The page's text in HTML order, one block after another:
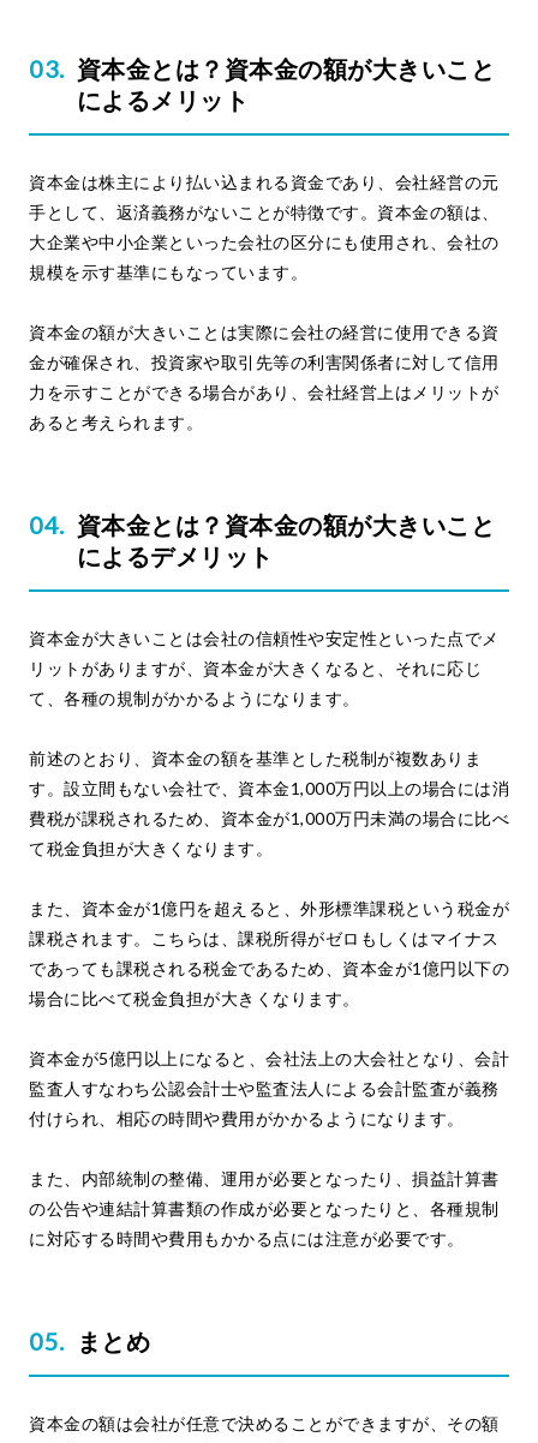
資本金とは？資本金の額が大きいこと
によるメリット
資本金は株主により払い込まれる資金であり、会社経営の元
手として、返済義務がないことが特徴です。資本金の額は、
大企業や中小企業といった会社の区分にも使用され、会社の
規模を示す基準にもなっています。
資本金の額が大きいことは実際に会社の経営に使用できる資
金が確保され、投資家や取引先等の利害関係者に対して信用
力を示すことができる場合があり、会社経営上はメリットが
あると考えられます。
資本金とは？資本金の額が大きいこと
によるデメリット
資本金が大きいことは会社の信頼性や安定性といった点でメ
リットがありますが、資本金が大きくなると、それに応じ
て、各種の規制がかかるようになります。
前述のとおり、資本金の額を基準とした税制が複数ありま
す。設立間もない会社で、資本金1,000万円以上の場合には消
費税が課税されるため、資本金が1,000万円未満の場合に比べ
て税金負担が大きくなります。
また、資本金が1億円を超えると、外形標準課税という税金が
課税されます。こちらは、課税所得がゼロもしくはマイナス
であっても課税される税金であるため、資本金が1億円以下の
場合に比べて税金負担が大きくなります。
資本金が5億円以上になると、会社法上の大会社となり、会計
監査人すなわち公認会計士や監査法人による会計監査が義務
付けられ、相応の時間や費用がかかるようになります。
また、内部統制の整備、運用が必要となったり、損益計算書
の公告や連結計算書類の作成が必要となったりと、各種規制
に対応する時間や費用もかかる点には注意が必要です。
まとめ
資本金の額は会社が任意で決めることができますが、その額